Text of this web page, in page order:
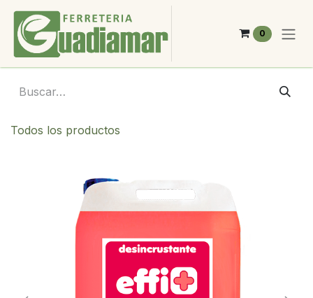
Ir al contenido
0
Todos los productos